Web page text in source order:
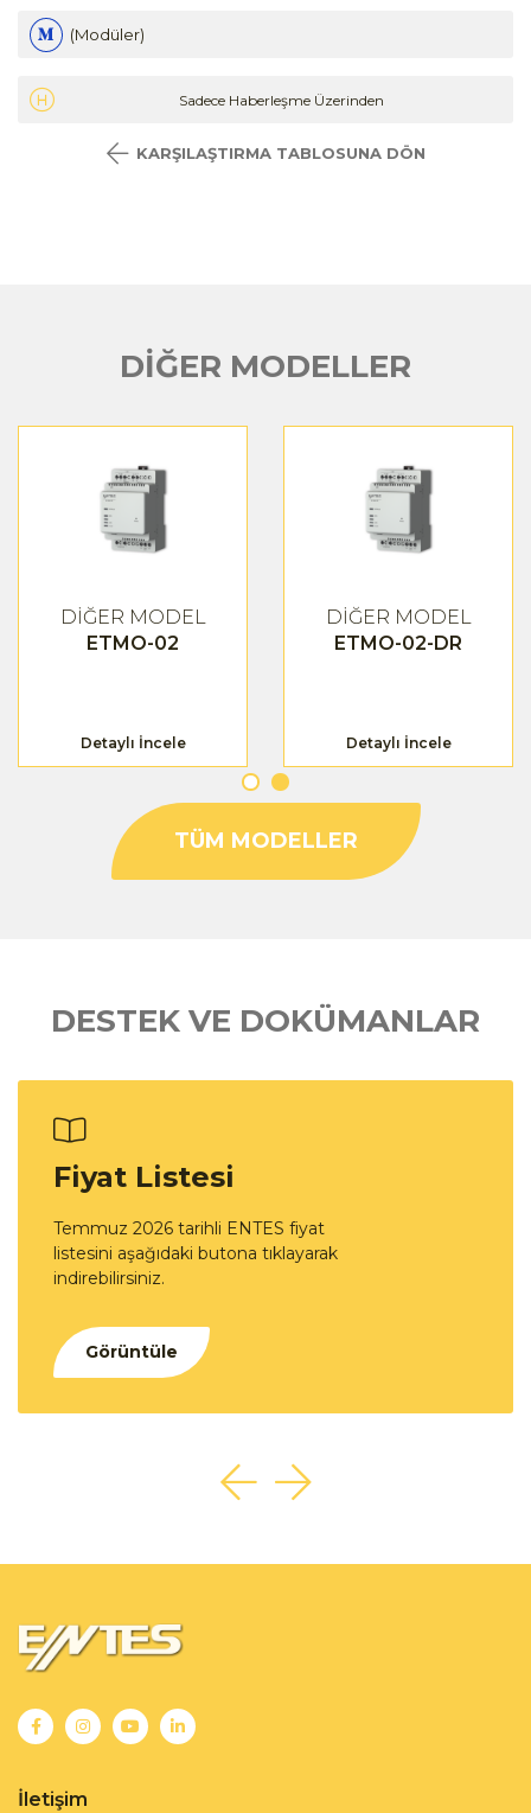
(Modüler)
Sadece Haberleşme Üzerinden
KARŞILAŞTIRMA TABLOSUNA DÖN
DİĞER MODELLER
DİĞER MODEL
ETMO-02
Detaylı İncele
DİĞER MODEL
ETMO-02-DR
Detaylı İncele
TÜM MODELLER
DESTEK VE DOKÜMANLAR
Fiyat Listesi
Temmuz 2026 tarihli ENTES fiyat
listesini aşağıdaki butona tıklayarak
indirebilirsiniz.
Görüntüle
İletişim